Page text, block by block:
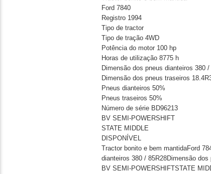
Ford 7840
Registro 1994
Tipo de tractor
Tipo de tração 4WD
Potência do motor 100 hp
Horas de utilização 8775 h
Dimensão dos pneus dianteiros 380 /
Dimensão dos pneus traseiros
Pneus dianteiros 50%
Pneus traseiros 50%
Número de série BD96213
BV SEMI-POWERSHIFT
STATE MIDDLE
DISPONÍVEL
Tractor bonito e bem mantidaFord
dianteiros 380 / 85R28Dimensão
BV SEMI-POWERSHIFTSTATE